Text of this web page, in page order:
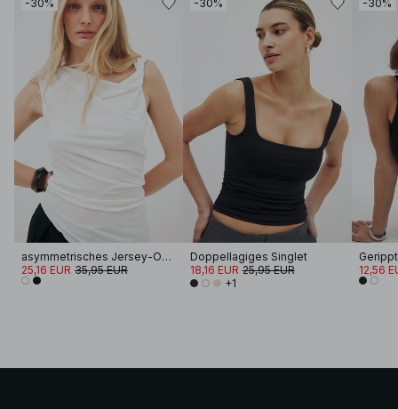
-30%
asymmetrisches Jersey-Oberteil
25,16 EUR 35,95 EUR
-30%
Doppellagiges Singlet
18,16 EUR 25,95 EUR
+1
-30%
12,56